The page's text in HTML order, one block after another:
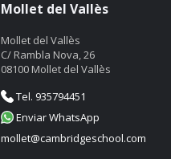
Mollet del Vallès
Mollet del Vallès
C/ Rambla Nova, 26
08100 Mollet del Vallès
Tel. 935794451
Enviar WhatsApp
mollet@cambridgeschool.com